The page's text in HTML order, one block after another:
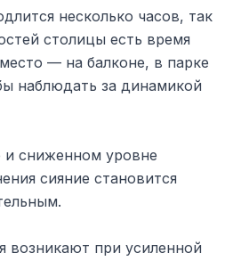
несколько часов, так
столицы есть время
— на балконе, в парке
наблюдать за динамикой
и сниженном уровне
сияние становится
возникают при усиленной